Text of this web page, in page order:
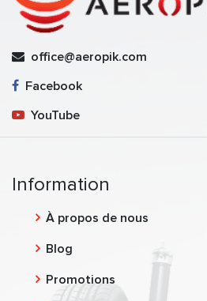
office@aeropik.com
Facebook
YouTube
Information
À propos de nous
Blog
Promotions